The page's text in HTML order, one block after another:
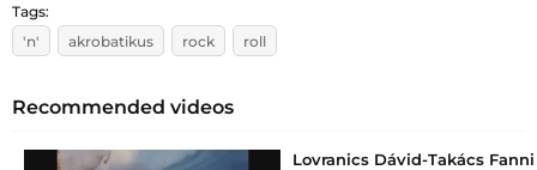
Tags:
'n'
akrobatikus rock roll
Recommended videos
Lovranics Dávid-Takács Fanni